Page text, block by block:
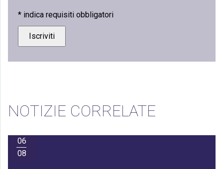
* indica requisiti obbligatori
NOTIZIE CORRELATE
06
08